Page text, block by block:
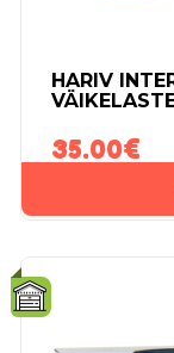
HARIV
35.00€